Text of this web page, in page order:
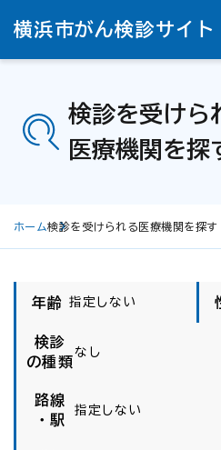
横浜市がん検診サイト
検診を受けら
医療機関を探
ホーム検診を受けられる医療機関を探す
年齢 指定しない
検診
の種類
なし
路線
・駅
指定しない